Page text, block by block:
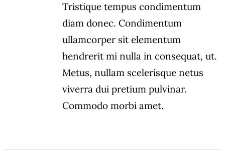
Tristique tempus condimentum
diam donec. Condimentum
ullamcorper sit elementum
hendrerit mi nulla in consequat, ut.
Metus, nullam scelerisque netus
viverra dui pretium pulvinar.
Commodo morbi amet.